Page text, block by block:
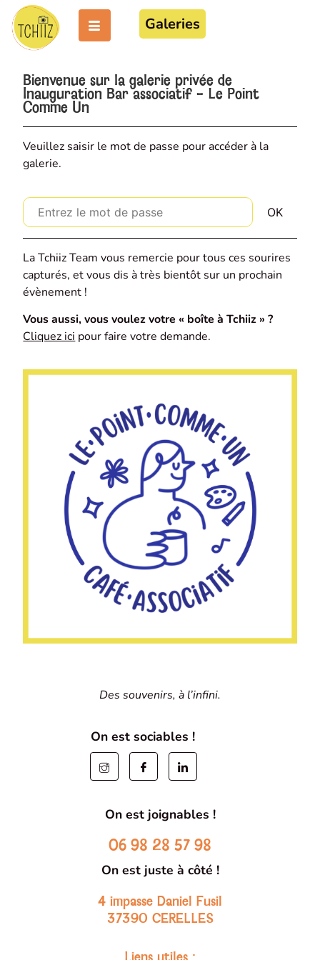
Galeries
Bienvenue sur la galerie privée de
Inauguration Bar associatif - Le Point
Comme Un
Veuillez saisir le mot de passe pour accéder à la
galerie.
La Tchiiz Team vous remercie pour tous ces sourires
capturés, et vous dis à très bientôt sur un prochain
évènement !
Vous aussi, vous voulez votre « boîte à Tchiiz » ?
Cliquez ici pour faire votre demande.
Des souvenirs, à l’infini.
On est sociables !
On est joignables !
06 98 28 57 98
On est juste à côté !
4 impasse Daniel Fusil
37390 CERELLES